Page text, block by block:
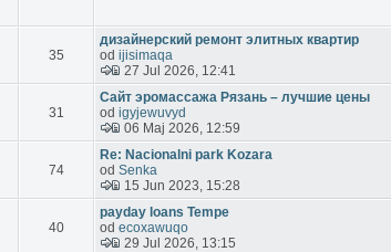
35
дизайнерский ремонт элитных квартир
od ijisimaqa
27 Jul 2026, 12:41
31
Сайт эромассажа Рязань – лучшие цены
od igyjewuvyd
06 Maj 2026, 12:59
74
Re: Nacionalni park Kozara
od Senka
15 Jun 2023, 15:28
40
payday loans Tempe
od ecoxawuqo
29 Jul 2026, 13:15